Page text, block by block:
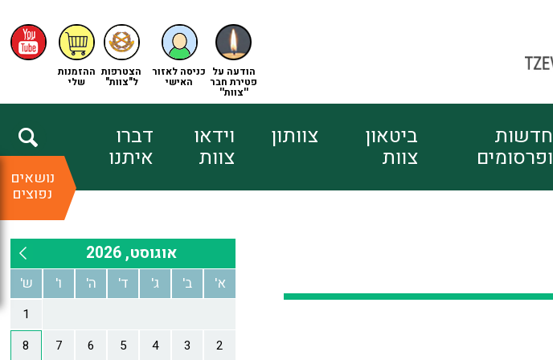
ההזמנות
שלי
הצטרפות
ל"צוות"
כניסה לאזור
האישי
הודעה על
פטירת חבר
''צוות''
חדשות
ופרסומים
ביטאון
צוות
צוותון וידאו
צוות
דברו
איתנו
נושאים
נפוצים